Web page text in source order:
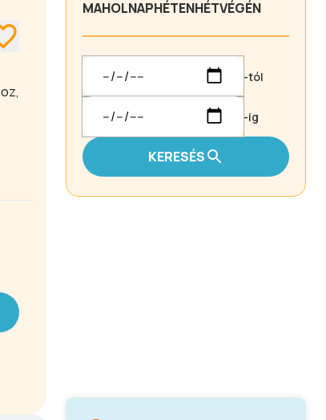
MAHOLNAPHÉTENHÉTVÉGÉN
-tól
-ig
KERESÉS